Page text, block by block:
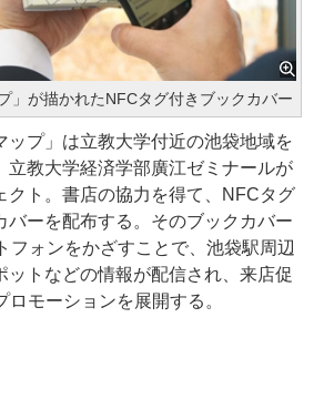
」が描かれたNFCタグ付きブックカバー
プ」は立教大学付近の池袋地域を
立教大学経済学部廣江ゼミナールが
クト。書店の協力を得て、NFCタグ
バーを配布する。そのブックカバー
フォンをかざすことで、池袋駅周辺
ットなどの情報が配信され、来店促
モーションを展開する。